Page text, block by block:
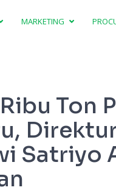
MARKETING
Ton
Satriyo